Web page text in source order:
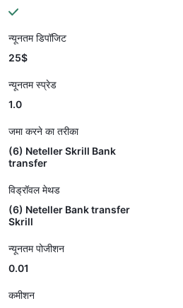
न्यूनतम डिपॉजिट
25$
न्यूनतम स्प्रेड
1.0
जमा करने का तरीका
(6) Neteller Skrill Bank
transfer
विड्रॉवल मेथड
(6) Neteller Bank transfer
Skrill
न्यूनतम पोजीशन
0.01
कमीशन